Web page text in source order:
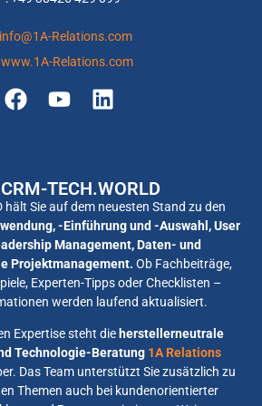
info@1A-Relations.com
www.1A-Relations.com
TECH.WORLD
hält Sie auf dem neuesten Stand zu den
-Einführung und -Auswahl, User
Management, Daten- und
Projektmanagement. Ob Fachbeiträge,
Experten-Tipps oder Checklisten –
werden laufend aktualisiert.
Expertise steht die herstellerneutrale
Technologie-Beratung 1A Relations
Das Team unterstützt Sie zusätzlich zu
Themen auch bei kundenorientierter